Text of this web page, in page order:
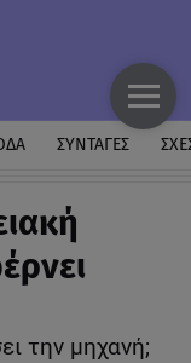
ΣΥΝΤΑΓΕΣ
την μηχανή;